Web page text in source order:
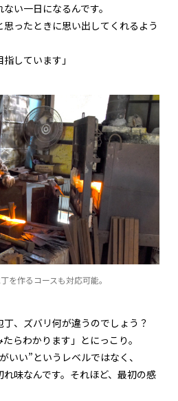
い一日になるんです。
ったときに思い出してくれるよう
しています」
を作るコースも対応可能。
、ズバリ何が違うのでしょう？
らわかります」とにっこり。
いい”というレベルではなく、
味なんです。それほど、最初の感